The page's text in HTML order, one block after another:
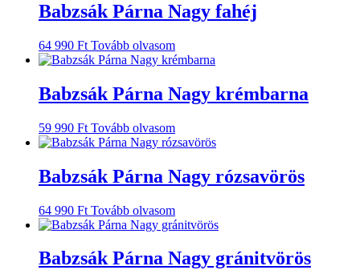
Babzsák Párna Nagy fahéj
64 990 Ft Tovább olvasom
Babzsák Párna Nagy krémbarna
59 990 Ft Tovább olvasom
Babzsák Párna Nagy rózsavörös
64 990 Ft Tovább olvasom
Babzsák Párna Nagy gránitvörös